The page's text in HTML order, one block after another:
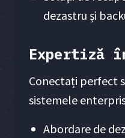
dezastru și
Expertiză
Conectați perfect
sistemele
Abordare de